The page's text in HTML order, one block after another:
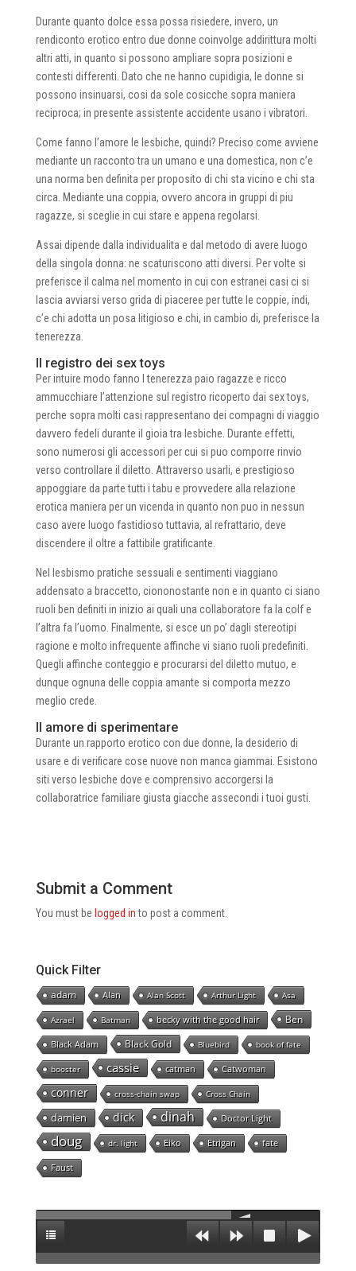
Durante quanto dolce essa possa risiedere, invero, un
rendiconto erotico entro due donne coinvolge addirittura molti
altri atti, in quanto si possono ampliare sopra posizioni e
contesti differenti. Dato che ne hanno cupidigia, le donne si
possono insinuarsi, cosi da sole cosicche sopra maniera
reciproca; in presente assistente accidente usano i vibratori.
Come fanno l’amore le lesbiche, quindi? Preciso come avviene
mediante un racconto tra un umano e una domestica, non c’e
una norma ben definita per proposito di chi sta vicino e chi sta
circa. Mediante una coppia, ovvero ancora in gruppi di piu
ragazze, si sceglie in cui stare e appena regolarsi.
Assai dipende dalla individualita e dal metodo di avere luogo
della singola donna: ne scaturiscono atti diversi. Per volte si
preferisce il calma nel momento in cui con estranei casi ci si
lascia avviarsi verso grida di piaceree per tutte le coppie, indi,
c’e chi adotta un posa litigioso e chi, in cambio di, preferisce la
tenerezza.
Il registro dei sex toys
Per intuire modo fanno l tenerezza paio ragazze e ricco
ammucchiare l’attenzione sul registro ricoperto dai sex toys,
perche sopra molti casi rappresentano dei compagni di viaggio
davvero fedeli durante il gioia tra lesbiche. Durante effetti,
sono numerosi gli accessori per cui si puo comporre rinvio
verso controllare il diletto. Attraverso usarli, e prestigioso
appoggiare da parte tutti i tabu e provvedere alla relazione
erotica maniera per un vicenda in quanto non puo in nessun
caso avere luogo fastidioso tuttavia, al refrattario, deve
discendere il oltre a fattibile gratificante.
Nel lesbismo pratiche sessuali e sentimenti viaggiano
addensato a braccetto, ciononostante non e in quanto ci siano
ruoli ben definiti in inizio ai quali una collaboratore fa la colf e
l’altra fa l’uomo. Finalmente, si esce un po’ dagli stereotipi
ragione e molto infrequente affinche vi siano ruoli predefiniti.
Quegli affinche conteggio e procurarsi del diletto mutuo, e
dunque ognuna delle coppia amante si comporta mezzo
meglio crede.
Il amore di sperimentare
Durante un rapporto erotico con due donne, la desiderio di
usare e di verificare cose nuove non manca giammai. Esistono
siti verso lesbiche dove e comprensivo accorgersi la
collaboratrice familiare giusta giacche assecondi i tuoi gusti.
Submit a Comment
You must be logged into post a comment.
Quick Filter
adam Alan Alan Scott Arthur Light Asa
Azrael Batman becky with the good hair Ben
Black Adam Black Gold Bluebird book of fate
booster cassie catman Catwoman
conner cross-chain swap Cross Chain
damien dick dinah Doctor Light
doug dr. light Eiko Etrigan fate
Faust